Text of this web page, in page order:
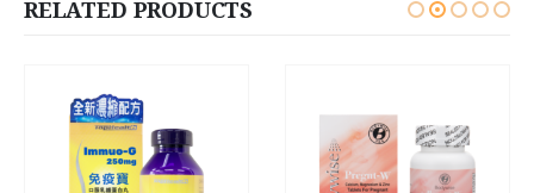
RELATED PRODUCTS